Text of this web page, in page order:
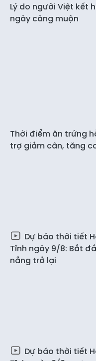
Lý do người Việt kết
ngày càng muộn
Thời điểm ăn trứng
trợ giảm cân, tăng
Dự báo thời tiết
Tĩnh ngày 9/8: Bắt
nắng trở lại
Dự báo thời tiết
XIN CHÀO,
TÔI LÀ
BÁO HÀ TĨNH